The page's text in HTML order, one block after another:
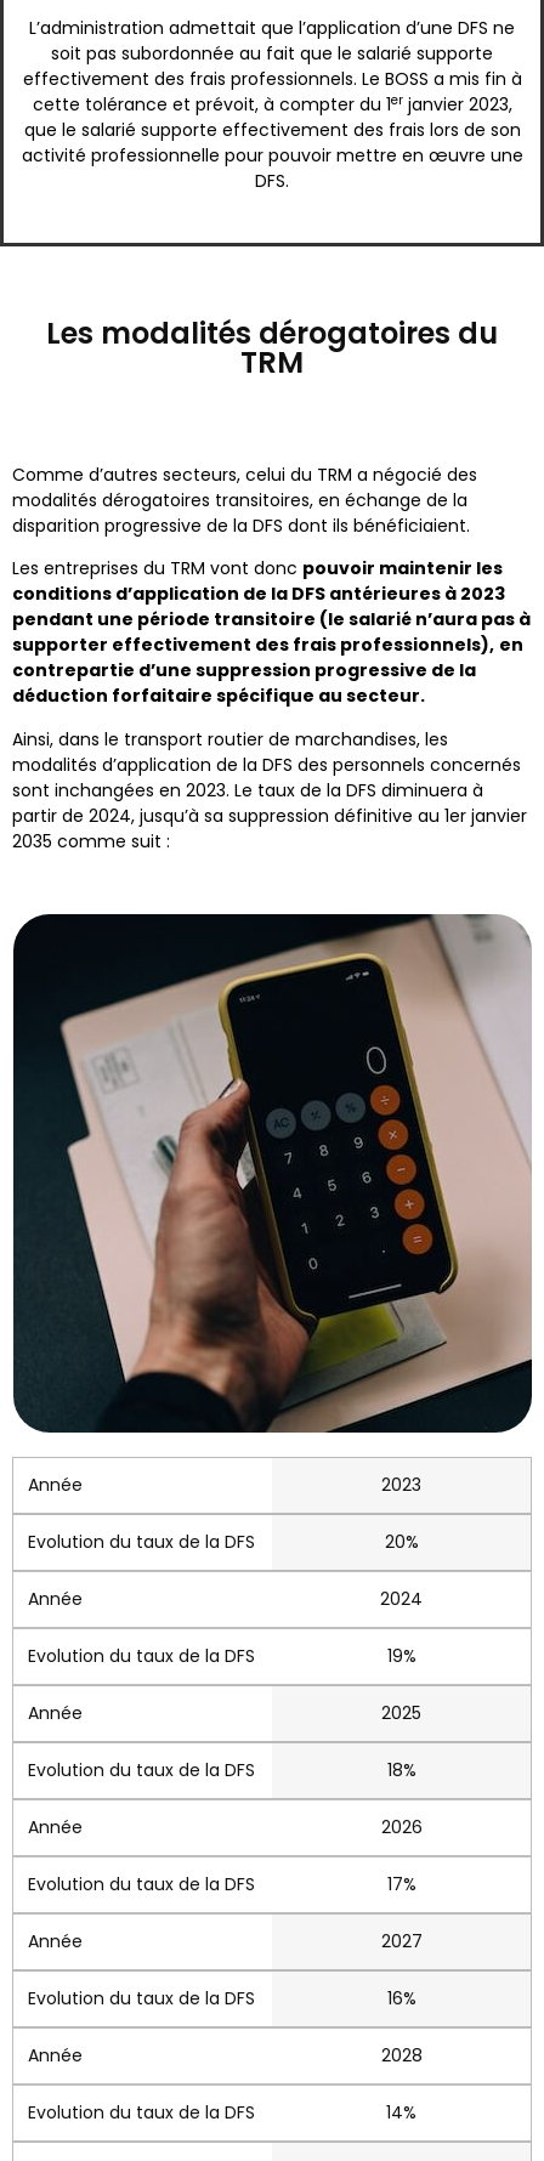
L’administration admettait que l’application d’une DFS ne
soit pas subordonnée au fait que le salarié supporte
effectivement des frais professionnels. Le BOSS a mis fin à
cette tolérance et prévoit, à compter du 1erjanvier 2023,
que le salarié supporte effectivement des frais lors de son
activité professionnelle pour pouvoir mettre en œuvre une
DFS.
Les modalités dérogatoires du
TRM
Comme d’autres secteurs, celui du TRM a négocié des
modalités dérogatoires transitoires, en échange de la
disparition progressive de la DFS dont ils bénéficiaient.
Les entreprises du TRM vont donc pouvoir maintenir les
conditions d’application de la DFS antérieures à 2023
pendant une période transitoire (le salarié n’aura pas à
supporter effectivement des frais professionnels), en
contrepartie d’une suppression progressive de la
déduction forfaitaire spécifique au secteur.
Ainsi, dans le transport routier de marchandises, les
modalités d’application de la DFS des personnels concernés
sont inchangées en 2023. Le taux de la DFS diminuera à
partir de 2024, jusqu’à sa suppression définitive au 1er janvier
2035 comme suit :
2023
20%
2024
19%
2025
18%
2026
17%
2027
16%
2028
14%